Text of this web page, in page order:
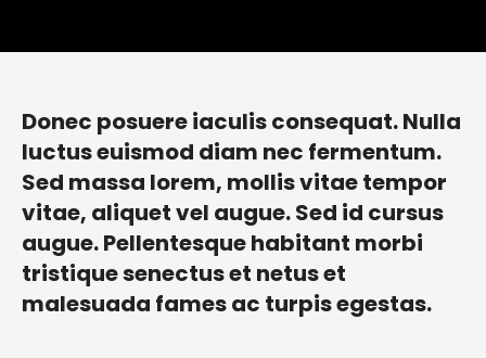
Donec posuere iaculis consequat. Nulla
luctus euismod diam nec fermentum.
Sed massa lorem, mollis vitae tempor
vitae, aliquet vel augue. Sed id cursus
augue. Pellentesque habitant morbi
tristique senectus et netus et
malesuada fames ac turpis egestas.